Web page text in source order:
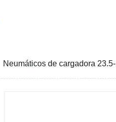
Neumáticos de cargadora